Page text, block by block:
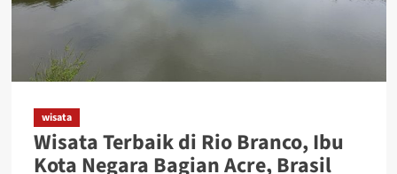
wisata
Wisata Terbaik di Rio Branco, Ibu
Kota Negara Bagian Acre, Brasil